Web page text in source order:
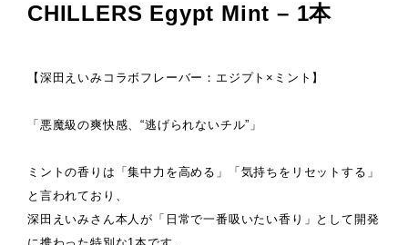
CHILLERS Egypt Mint – 1本
【深田えいみコラボフレーバー：エジプト×ミント】
「悪魔級の爽快感、“逃げられないチル”」
ミントの香りは「集中力を高める」「気持ちをリセットする」
と言われており、
深田えいみさん本人が「日常で一番吸いたい香り」として開発